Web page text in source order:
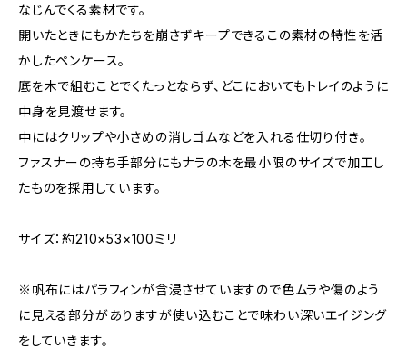
なじんでくる素材です。
開いたときにもかたちを崩さずキープできるこの素材の特性を活
かしたペンケース。
底を木で組むことでくたっとならず、どこにおいてもトレイのように
中身を見渡せます。
中にはクリップや小さめの消しゴムなどを入れる仕切り付き。
ファスナーの持ち手部分にもナラの木を最小限のサイズで加工し
たものを採用しています。
サイズ：約210×53×100ミリ
※帆布にはパラフィンが含浸させていますので色ムラや傷のよう
に見える部分がありますが使い込むことで味わい深いエイジング
をしていきます。